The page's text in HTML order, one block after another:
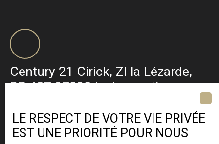
Century 21 Cirick, ZI la Lézarde,
BP 427 97232 Le Lamentin ·
LE RESPECT DE VOTRE VIE PRIVÉE
EST UNE PRIORITÉ POUR NOUS